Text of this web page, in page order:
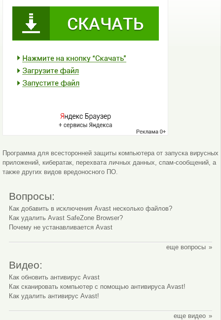
Программа для всесторонней защиты компьютера от запуска вирусных
приложений, кибератак, перехвата личных данных, спам-сообщений, а
также других видов вредоносного ПО.
Вопросы:
Как добавить в исключения Avast несколько файлов?
Как удалить Avast SafeZone Browser?
Почему не устанавливается Avast
еще вопросы
Видео:
Как обновить антивирус Avast
Как сканировать компьютер с помощью антивируса Avast!
Как удалить антивирус Avast!
еще видео